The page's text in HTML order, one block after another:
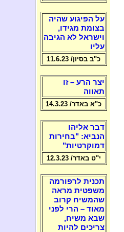
על הפיגוע שהיה
בצומת מגידו,
וישראל לא הגיבה
עליו
כ"ב בסיון/ 11.6.23
יצר הרע – זו
תאווה
כ"א באדר/ 14.3.23
דבר אליהו
הנביא: "בחירות
דמוקרטיות"
י"ט באדר/ 12.3.23
תכנית לרפורמה
משפטית מראה
שהמשיח קרוב
מאוד – הרי לפני
שבא משיח,
צריכים להיות